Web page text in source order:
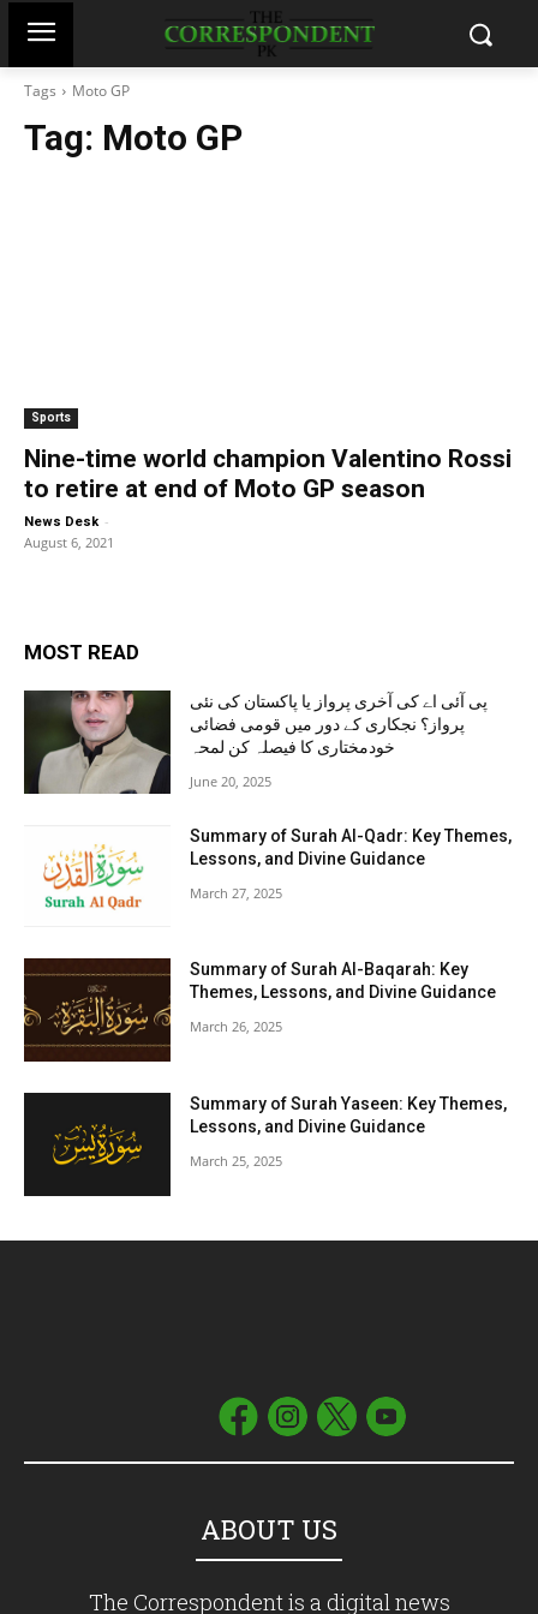
Tags Moto GP
Tag: Moto GP
Sports
Nine-time world champion Valentino Rossi
to retire at end of Moto GP season
News Desk -
August 6, 2021
MOST READ
پی آئی اے کی آخری پرواز یا پاکستان کی نئی
پرواز؟ نجکاری کے دور میں قومی فضائی
خودمختاری کا فیصلہ کن لمحہ
June 20, 2025
Summary of Surah Al-Qadr: Key Themes,
Lessons, and Divine Guidance
March 27, 2025
Summary of Surah Al-Baqarah: Key
Themes, Lessons, and Divine Guidance
March 26, 2025
Summary of Surah Yaseen: Key Themes,
Lessons, and Divine Guidance
March 25, 2025
ABOUT US
The Correspondent is a digital news